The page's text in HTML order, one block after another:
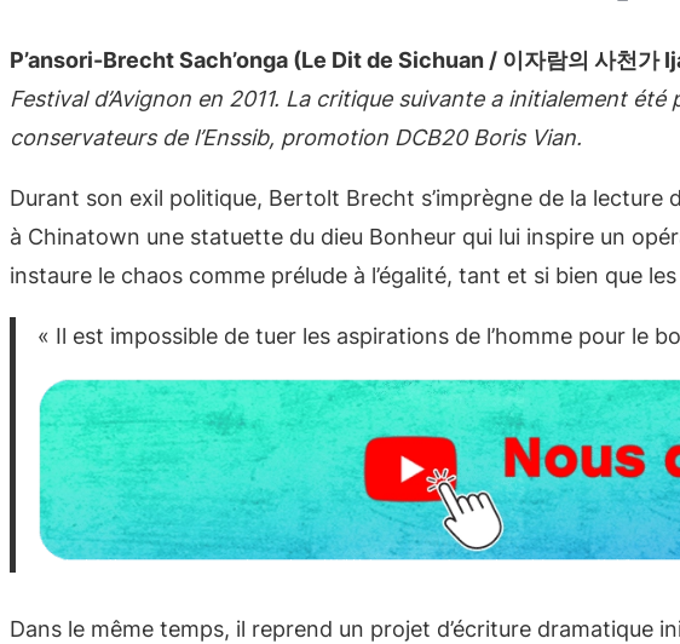
P’ansori-Brecht Sach’onga (Le Dit de Sichuan / 이자람의 사천가
Festival d’Avignon en 2011. La critique suivante a initialement été
conservateurs de l’Enssib, promotion DCB20 Boris Vian.
Durant son exil politique, Bertolt Brecht s’imprègne de la
à Chinatown une statuette du dieu Bonheur qui lui inspire un
instaure le chaos comme prélude à l’égalité, tant et si bien que
« Il est impossible de tuer les aspirations de l’homme pour le
Dans le même temps, il reprend un projet d’écriture dramatique